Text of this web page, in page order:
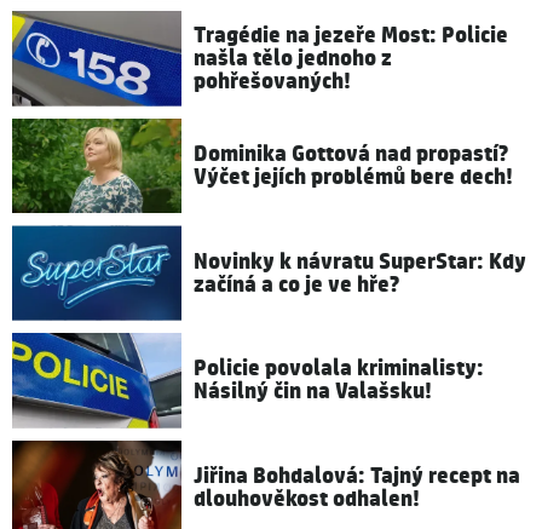
Tragédie na jezeře Most: Policie
našla tělo jednoho z
pohřešovaných!
Dominika Gottová nad propastí?
Výčet jejích problémů bere dech!
Novinky k návratu SuperStar: Kdy
začíná a co je ve hře?
Policie povolala kriminalisty:
Násilný čin na Valašsku!
Jiřina Bohdalová: Tajný recept na
dlouhověkost odhalen!